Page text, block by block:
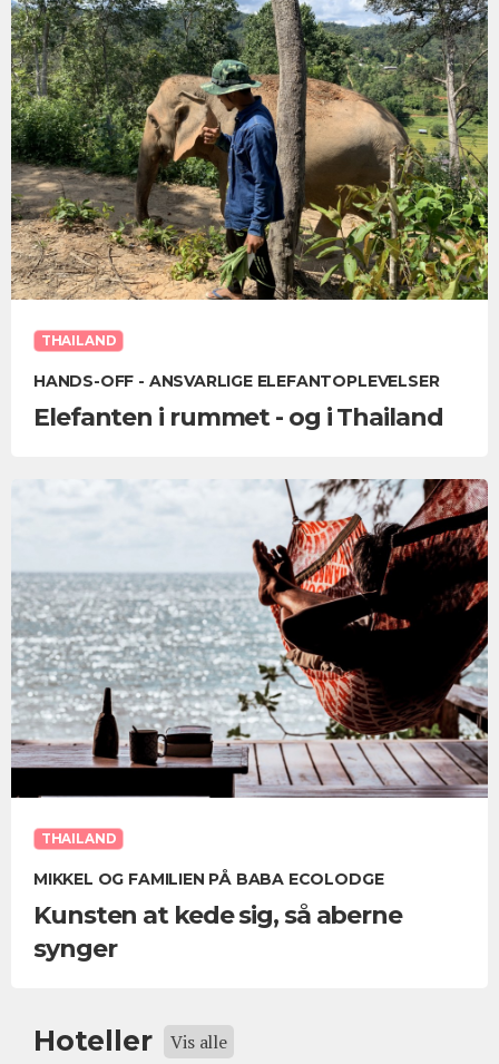
THAILAND
HANDS-OFF - ANSVARLIGE ELEFANTOPLEVELSER
Elefanten i rummet - og i Thailand
THAILAND
MIKKEL OG FAMILIEN PÅ BABA ECOLODGE
Kunsten at kede sig, så aberne
synger
Hoteller Vis alle